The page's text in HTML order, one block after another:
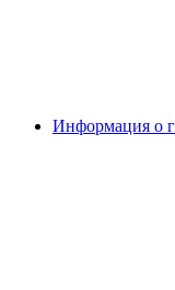
Информация о